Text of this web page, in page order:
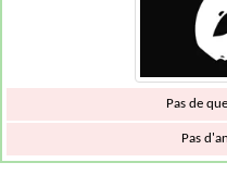
Pas de
Pas